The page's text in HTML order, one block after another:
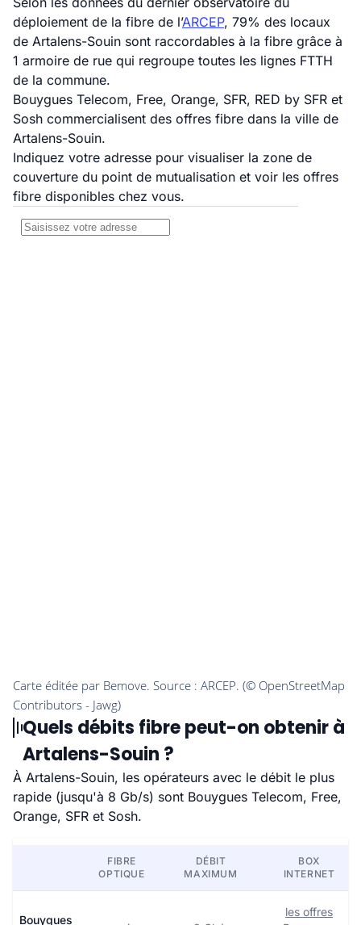
déploiement de la fibre de l’ARCEP, 79% des locaux
de Artalens-Souin sont raccordables à la fibre grâce à
1 armoire de rue qui regroupe toutes les lignes FTTH
de la commune.
Bouygues Telecom, Free, Orange, SFR, RED by SFR et
Sosh commercialisent des offres fibre dans la ville de
Artalens-Souin.
Indiquez votre adresse pour visualiser la zone de
couverture du point de mutualisation et voir les offres
fibre disponibles chez vous.
Quels débits fibre peut-on obtenir à
Artalens-Souin ?
À Artalens-Souin, les opérateurs avec le débit le plus
rapide (jusqu'à 8 Gb/s) sont Bouygues Telecom, Free,
Orange, SFR et Sosh.
FIBRE
OPTIQUE
DÉBIT
MAXIMUM
BOX
INTERNET
Bouygues
les offres